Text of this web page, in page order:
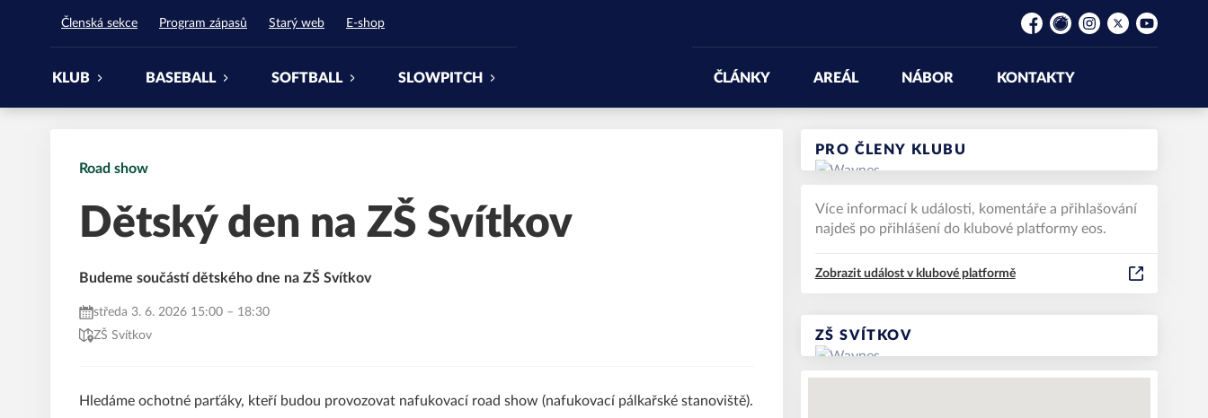
Členská sekce Program zápasů Starý web E-shop
Facebook
Rajče InstagramPlatform X
YouTube
KLUB BASEBALL SOFTBALL SLOWPITCH ČLÁNKY AREÁL NÁBOR KONTAKTY
PRO ČLENY KLUBU
Více informací k události, komentáře a přihlašování
najdeš po přihlášení do klubové platformy eos.
Zobrazit událost v klubové platformě
ZŠ SVÍTKOV
Road show
Dětský den na ZŠ Svítkov
Budeme součástí dětského dne na ZŠ Svítkov
středa 3. 6. 2026 15:00 – 18:30
ZŠ Svítkov
Hledáme ochotné parťáky, kteří budou provozovat nafukovací road show (nafukovací pálkařské stanoviště).